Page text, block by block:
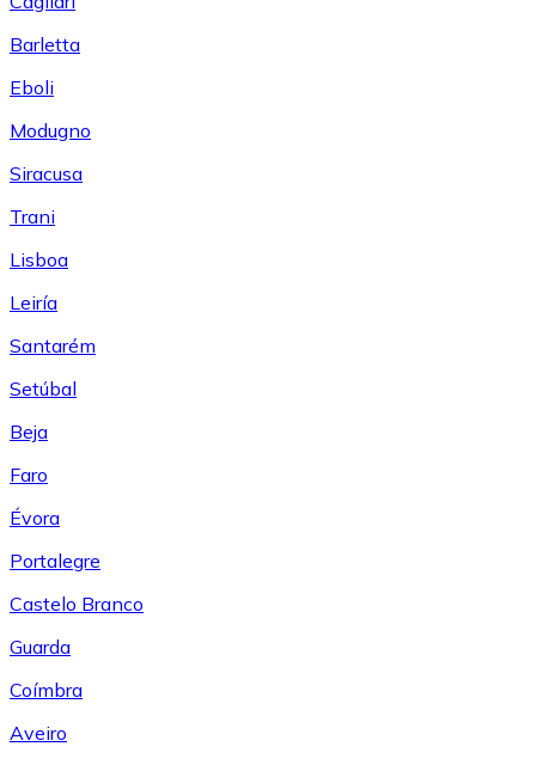
Barletta
Eboli
Modugno
Siracusa
Trani
Lisboa
Leiría
Santarém
Setúbal
Beja
Faro
Évora
Portalegre
Castelo Branco
Guarda
Coímbra
Aveiro